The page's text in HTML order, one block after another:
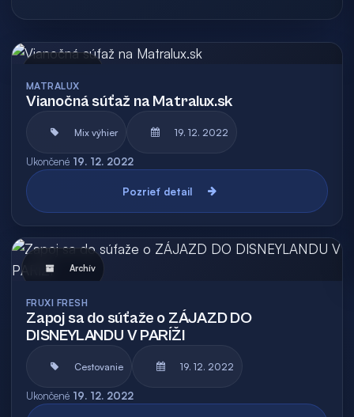
MATRALUX
Vianočná súťaž na Matralux.sk
Mix výhier 19. 12. 2022
Ukončené 19. 12. 2022
Pozrieť detail
Archív
FRUXI FRESH
Zapoj sa do súťaže o ZÁJAZD DO
DISNEYLANDU V PARÍŽI
Cestovanie 19. 12. 2022
Ukončené 19. 12. 2022